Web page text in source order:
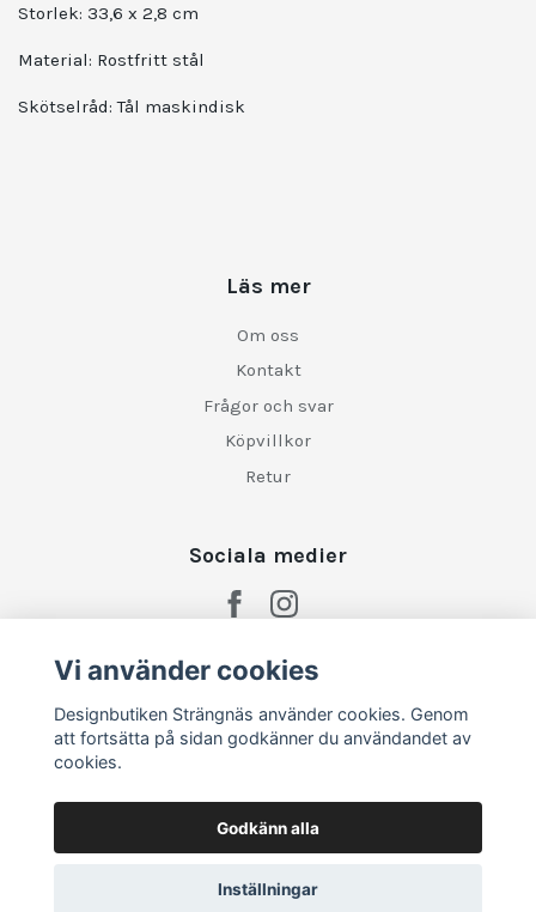
Storlek: 33,6 x 2,8 cm
Material: Rostfritt stål
Skötselråd: Tål maskindisk
Läs mer
Om oss
Kontakt
Frågor och svar
Köpvillkor
Retur
Sociala medier
© 2026 Designbutiken Strängnäs
Vi använder cookies
Designbutiken Strängnäs använder cookies. Genom
att fortsätta på sidan godkänner du användandet av
cookies.
Godkänn alla
Inställningar